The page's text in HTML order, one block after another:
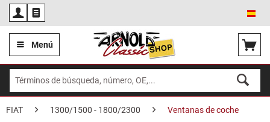
Menú
FIAT 1300/1500 - 1800/2300 Ventanas de coche